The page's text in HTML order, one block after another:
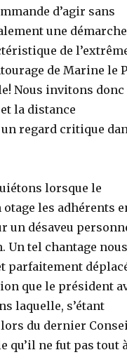
d’agir sans
une démarche
de
de Marine le
Nous invitons donc
la distance
regard critique
lorsque le
les adhérents
un désaveu
Un tel chantage
parfaitement
que le président
laquelle, s’étant
du dernier
qu’il ne fut pas tout